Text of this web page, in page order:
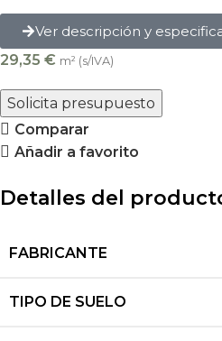
Ver descripción y
29,35 € m² (s/IVA)
Solicita presupuesto
Comparar
Añadir a favorito
Detalles del
FABRICANTE
TIPO DE SUELO